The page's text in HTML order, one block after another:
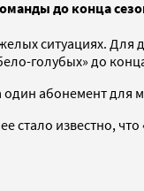
до конца
ситуациях.
голубых» до
абонемент для
стало известно,